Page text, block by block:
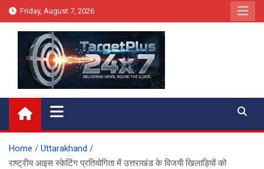
Skip
to
Friday, August 7, 2026
Target Plus 24×7
Home
Uttarakhand
राष्ट्रीय आइस स्केटिंग प्रतियोगिता में उत्तराखंड के विजयी खिलाड़ियों को